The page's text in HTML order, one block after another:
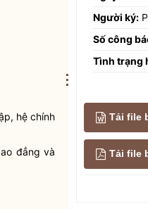
hệ chính
đẳng và
Người ký:
Số công
Tình trạng
Tải file
Tải file
⋮